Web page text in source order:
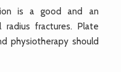
is a good and an
fractures. Plate
physiotherapy should